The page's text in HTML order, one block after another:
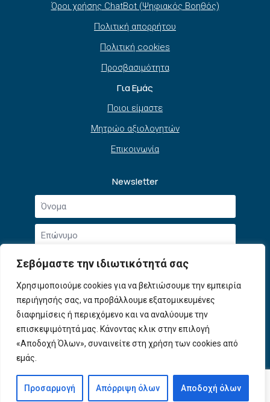
Σεβόμαστε την ιδιωτικότητά σας
Χρησιμοποιούμε cookies για να βελτιώσουμε την εμπειρία
περιήγησής σας, να προβάλλουμε εξατομικευμένες
διαφημίσεις ή περιεχόμενο και να αναλύουμε την
επισκεψιμότητά μας. Κάνοντας κλικ στην επιλογή
«Αποδοχή Όλων», συναινείτε στη χρήση των cookies από
εμάς.
Προσαρμογή Απόρριψη όλων Αποδοχή όλων
Όροι χρήσης ChatBot (Ψηφιακός Βοηθός)
Πολιτική απορρήτου
Πολιτική cookies
Προσβασιμότητα
Για Εμάς
Ποιοι είμαστε
Μητρώο αξιολογητών
Επικοινωνία
Newsletter
Όνομα
Επώνυμο
Email
*
Αποδοχή
όρων
χρήσης
*
Συμφωνώ με την Πολιτική Απορρήτουκαι τους
Όρους Χρήσης.
Εγγραφή
© 2026 ΕΦΕΠΑΕ. All Rights Reserved